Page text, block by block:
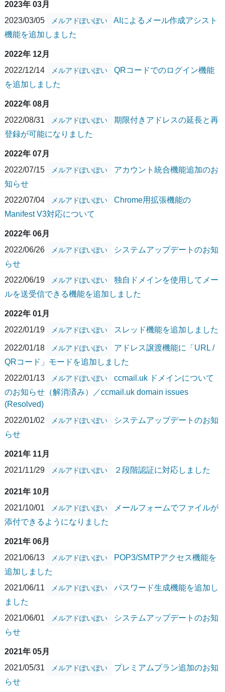
2023年 03月
2023/03/05
メルアドぽいぽい
AIによるメール作成アシスト
機能を追加しました
2022年 12月
2022/12/14
メルアドぽいぽい
QRコードでのログイン機能
を追加しました
2022年 08月
2022/08/31
メルアドぽいぽい
期限付きアドレスの延長と再
登録が可能になりました
2022年 07月
2022/07/15
メルアドぽいぽい
アカウント統合機能追加のお
知らせ
2022/07/04
メルアドぽいぽい
Chrome用拡張機能の
Manifest V3対応について
2022年 06月
2022/06/26
メルアドぽいぽい
システムアップデートのお知
らせ
2022/06/19
メルアドぽいぽい
独自ドメインを使用してメー
ルを送受信できる機能を追加しました
2022年 01月
2022/01/19
メルアドぽいぽい スレッド機能を追加しました
2022/01/18 メルアドぽいぽい
アドレス譲渡機能に「URL /
QRコード」モードを追加しました
2022/01/13
メルアドぽいぽい
ccmail.uk ドメインについて
のお知らせ（解消済み）／ccmail.uk domain issues
(Resolved)
2022/01/02
メルアドぽいぽい
システムアップデートのお知
らせ
2021年 11月
2021/11/29
メルアドぽいぽい ２段階認証に対応しました
2021年 10月
2021/10/01
メルアドぽいぽい
メールフォームでファイルが
添付できるようになりました
2021年 06月
2021/06/13
メルアドぽいぽい
POP3/SMTPアクセス機能を
追加しました
2021/06/11
メルアドぽいぽい
パスワード生成機能を追加し
ました
2021/06/01
メルアドぽいぽい
システムアップデートのお知
らせ
2021年 05月
2021/05/31
メルアドぽいぽい
プレミアムプラン追加のお知
らせ